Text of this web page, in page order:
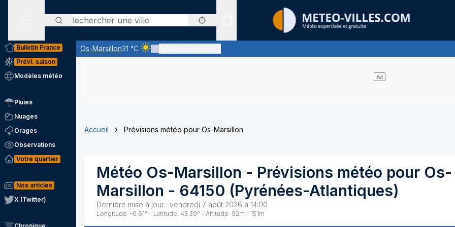
Rechercher
Sites expertis&eacute;s
Os-Marsillon31 °C
Ciel clair - quasiment pas de nuages et un soleil omniprésent
Bulletin France
Prévi. saison
Modèles météo
Pluies
Nuages
Orages
Observations
Votre quartier
Nos articles
X (Twitter)
Accueil Prévisions météo pour Os-Marsillon
Météo Os-Marsillon - Prévisions météo pour Os-
Marsillon - 64150 (Pyrénées-Atlantiques)
Dernière mise à jour : vendredi 7 août 2026 à 14:00
Longitude: -0.61° - Latitude: 43.39° - Altitude: 92m - 151m